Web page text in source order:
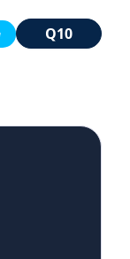
Q10